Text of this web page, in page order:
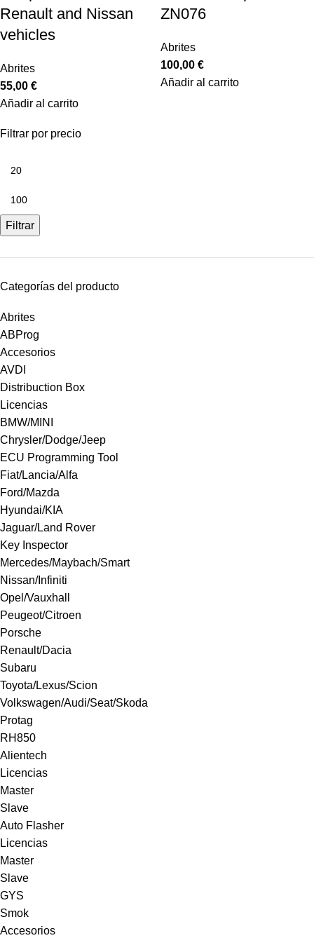
Filtrar por precio
Filtrar
Categorías del producto
Abrites
ABProg
Accesorios
AVDI
Distribuction Box
Licencias
BMW/MINI
Chrysler/Dodge/Jeep
ECU Programming Tool
Fiat/Lancia/Alfa
Ford/Mazda
Hyundai/KIA
Jaguar/Land Rover
Key Inspector
Mercedes/Maybach/Smart
Nissan/Infiniti
Opel/Vauxhall
Peugeot/Citroen
Porsche
Renault/Dacia
Subaru
Toyota/Lexus/Scion
Volkswagen/Audi/Seat/Skoda
Protag
RH850
Alientech
Licencias
Master
Slave
Auto Flasher
Licencias
Master
Slave
GYS
Smok
Accesorios
Renault and Nissan
vehicles
Abrites
55,00 €
Añadir al carrito
ZN076
Abrites
100,00 €
Añadir al carrito